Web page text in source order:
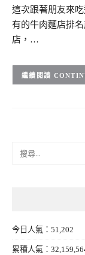
這次跟著朋友來
有的牛肉麵店排
店，…
今日人氣：51,202
累積人氣：